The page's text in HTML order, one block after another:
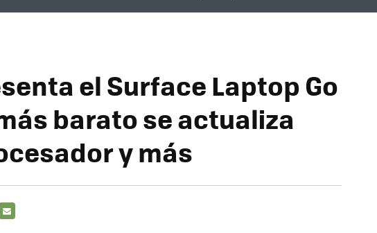
el Surface Laptop Go
barato se actualiza
y más